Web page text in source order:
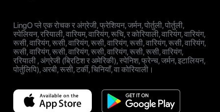
LingO प्ले एक रोचक र अंग्रेजी, फ्रेशियन, जर्मन, पोर्तुली, पोर्तुली,
स्पेलियन, ररियाली, वारियम, वारियंग, रूचि, र कोरियाली, वारियंग, वारियंग,
रूसी, वारियंग, रूसी, वारियंग, रूसी, वारियंग, रूसी, वारियंग, रूसी, वारियंग,
रूसी, वारियंग, रूसी, वारियंग, रूसी, वारियंग, रूसी, रूसी, वारियंग,
ररियाली , अंग्रेजी (ब्रिटिश र अमेरिकी), स्पेनिश, फ्रेन्च, जर्मन, इटालियन,
पोर्तुलिपि), अरबी, रूसी, टर्की, चिनियाँ, वा कोरियाली।